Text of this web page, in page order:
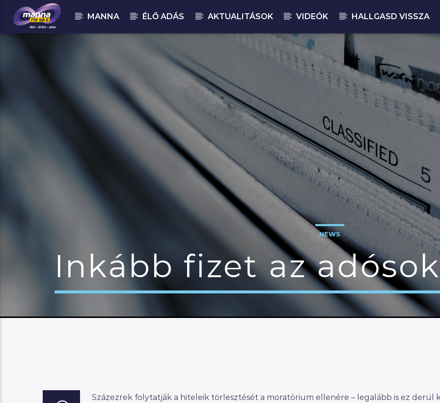
MANNA ÉLŐ ADÁS AKTUALITÁSOK VIDEÓK HALLGASD VISSZA
NEWS
Inkább fizet az
Százezrek folytatják a hiteleik törlesztését a moratórium ellenére – legalább is ez derül